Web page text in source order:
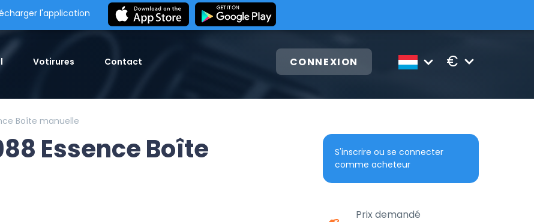
l'application
Votirures Contact CONNEXION €
Boîte manuelle
Essence Boîte
S'inscrire ou se connecter
comme acheteur
Prix demandé